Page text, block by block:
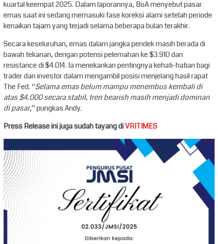
kuartal keempat 2025. Dalam laporannya, BoA menyebut pasar
emas saat ini sedang memasuki fase koreksi alami setelah periode
kenaikan tajam yang terjadi selama beberapa bulan terakhir.
Secara keseluruhan, emas dalam jangka pendek masih berada di
bawah tekanan, dengan potensi pelemahan ke $3.910 dan
resistance di $4.014. Ia menekankan pentingnya kehati-hatian bagi
trader dan investor dalam mengambil posisi menjelang hasil rapat
The Fed. “Selama emas belum mampu menembus kembali di
atas $4.000 secara stabil, tren bearish masih menjadi dominan
di pasar,” pungkas Andy.
Press Release ini juga sudah tayang diVRITIMES